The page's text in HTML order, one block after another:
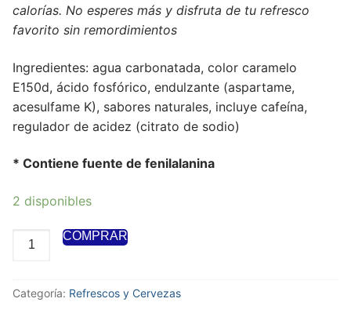
calorías. No esperes más y disfruta de tu refresco
favorito sin remordimientos
Ingredientes: agua carbonatada, color caramelo
E150d, ácido fosfórico, endulzante (aspartame,
acesulfame K), sabores naturales, incluye cafeína,
regulador de acidez (citrato de sodio)
* Contiene fuente de fenilalanina
2 disponibles
COMPRAR
Categoría: Refrescos y Cervezas